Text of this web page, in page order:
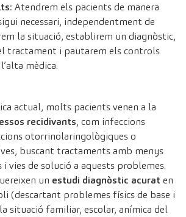
: Atendrem els pacients de manera
necessari, independentment de
la situació, establirem un diagnòstic,
tractament i pautarem els controls
mèdica.
actual, molts pacients venen a la
recidivants, com infeccions
otorrinolaringològiques o
buscant tractaments amb menys
i vies de solució a aquests problemes.
un estudi diagnòstic acuraten
(descartant problemes físics de base i
situació familiar, escolar, anímica del